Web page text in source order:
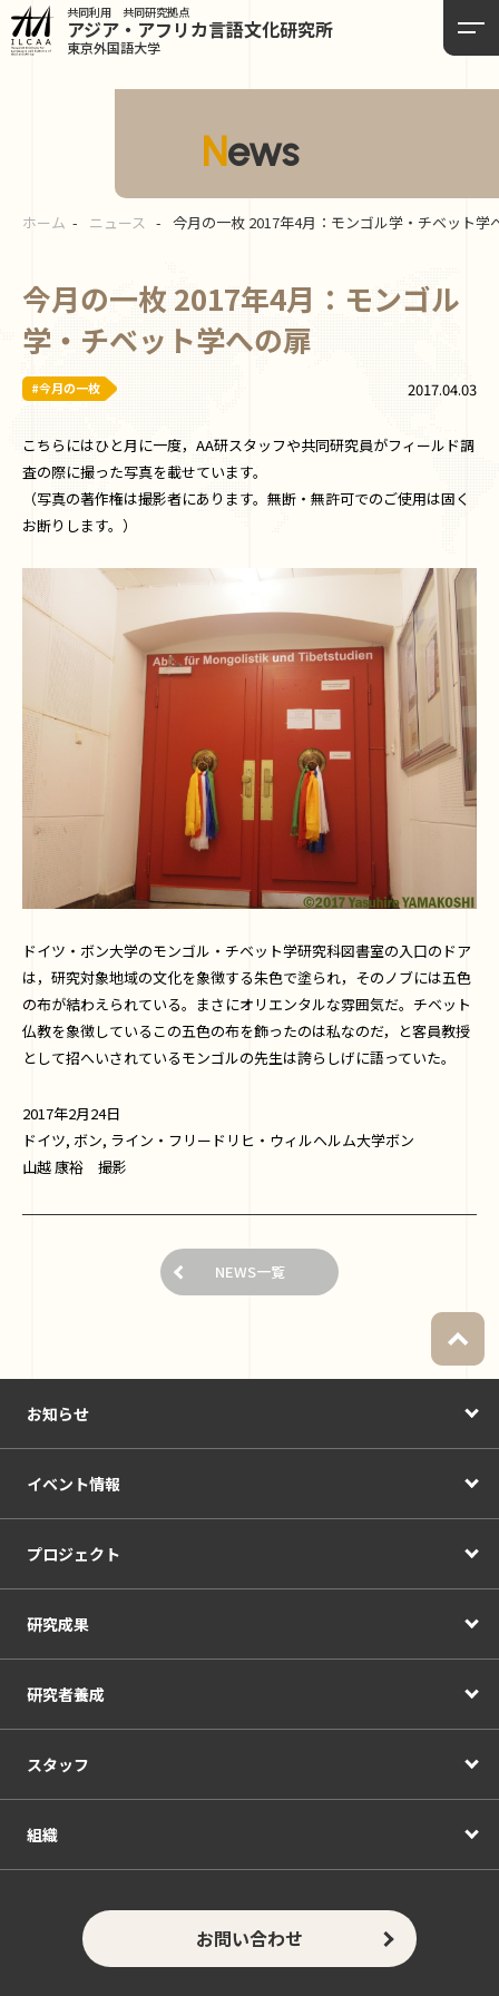
共同利用 共同研究拠点
アジア・アフリカ言語文化研究所
東京外国語大学
News
ホーム ニュース 今月の一枚 2017年4月：モンゴル学・チベット学
今月の一枚 2017年4月：モンゴル
学・チベット学への扉
#今月の一枚 2017.04.03
こちらにはひと月に一度，AA研スタッフや共同研究員がフィールド調
査の際に撮った写真を載せています。
（写真の著作権は撮影者にあります。無断・無許可でのご使用は固く
お断りします。）
ドイツ・ボン大学のモンゴル・チベット学研究科図書室の入口のドア
は，研究対象地域の文化を象徴する朱色で塗られ，そのノブには五色
の布が結わえられている。まさにオリエンタルな雰囲気だ。チベット
仏教を象徴しているこの五色の布を飾ったのは私なのだ，と客員教授
として招へいされているモンゴルの先生は誇らしげに語っていた。
2017年2月24日
ドイツ, ボン, ライン・フリードリヒ・ウィルヘルム大学ボン
山越 康裕 撮影
NEWS一覧
お知らせ
イベント情報
プロジェクト
研究成果
研究者養成
スタッフ
組織
お問い合わせ